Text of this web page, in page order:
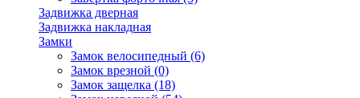
Задвижка дверная
Задвижка накладная
Замки
Замок велосипедный (6)
Замок врезной (0)
Замок защелка (18)